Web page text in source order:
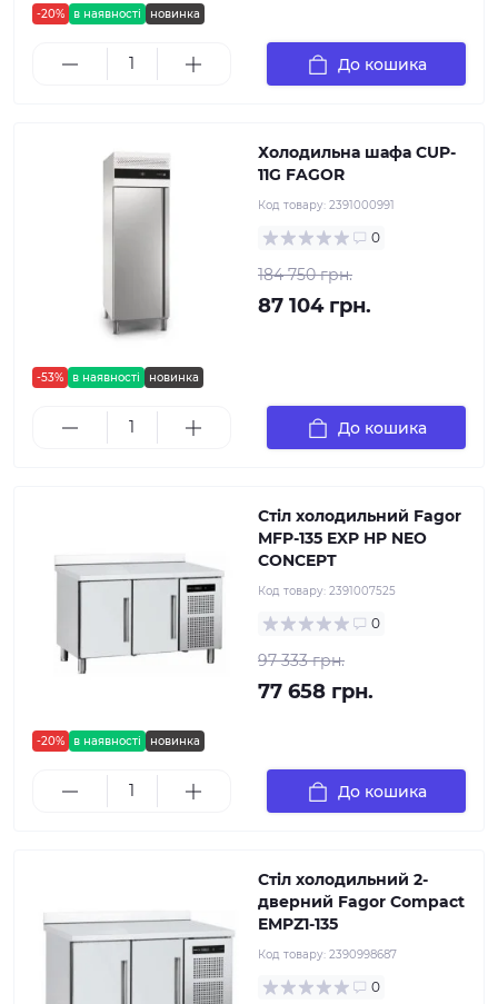
-20% в наявності новинка
До кошика
-53% в наявності новинка
Холодильна шафа CUP-
11G FAGOR
Код товару: 2391000991
0
184 750 грн.
87 104 грн.
До кошика
-20% в наявності новинка
Стіл холодильний Fagor
MFP-135 EXP HP NEO
CONCEPT
Код товару: 2391007525
0
97 333 грн.
77 658 грн.
До кошика
Стіл холодильний 2-
дверний Fagor Compact
EMPZ1-135
Код товару: 2390998687
0